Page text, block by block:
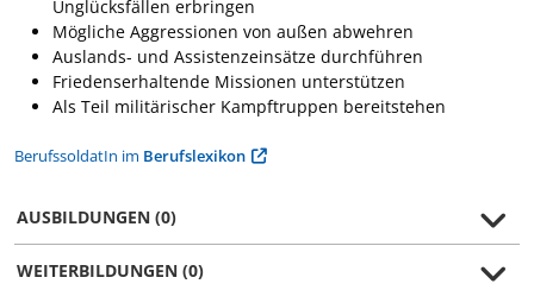
Unglücksfällen erbringen
Mögliche Aggressionen von außen abwehren
Auslands- und Assistenzeinsätze durchführen
Friedenserhaltende Missionen unterstützen
Als Teil militärischer Kampftruppen bereitstehen
BerufssoldatIn im Berufslexikon
AUSBILDUNGEN (0)
WEITERBILDUNGEN (0)